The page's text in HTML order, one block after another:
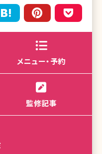
メニュー・予約
監修記事